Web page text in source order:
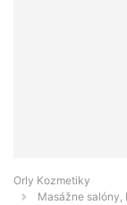
Orly Kozmetiky
Masážne